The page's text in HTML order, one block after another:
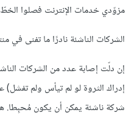
مزوّدي خدمات الإنترنت فصلوا
الشركات الناشئة نادرًا ما تفنى
إن دلّت إصابة عدد من الشركات
إدراك الثروة لو لم تيأس ولم
شركة ناشئة يمكن أن يكون مُحبِطا.